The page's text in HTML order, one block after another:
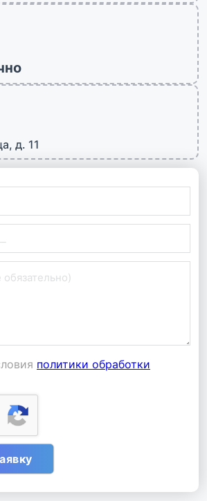
д. 11
политики обработки